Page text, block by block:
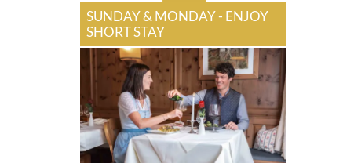
SUNDAY & MONDAY - ENJOY
SHORT STAY